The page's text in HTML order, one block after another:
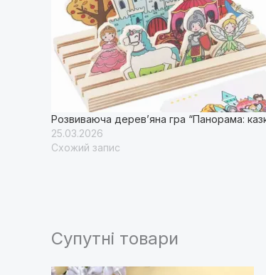
Розвиваюча дерев’яна гра “Панорама:
25.03.2026
Схожий запис
Супутні товари